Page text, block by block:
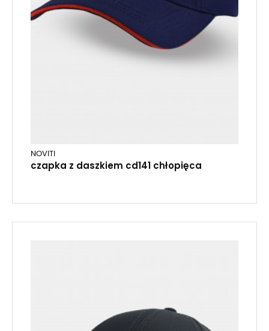
NOVITI
czapka z daszkiem cd141 chłopięca